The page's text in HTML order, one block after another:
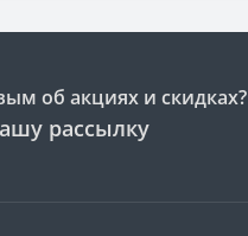
об акциях и скидках?
рассылку